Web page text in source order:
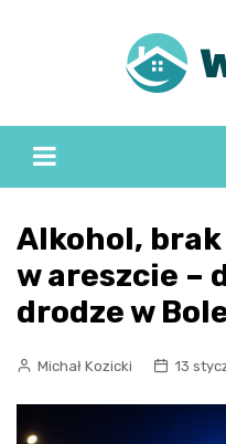
Alkohol,
w areszcie –
drodze w
Michał Kozicki 13